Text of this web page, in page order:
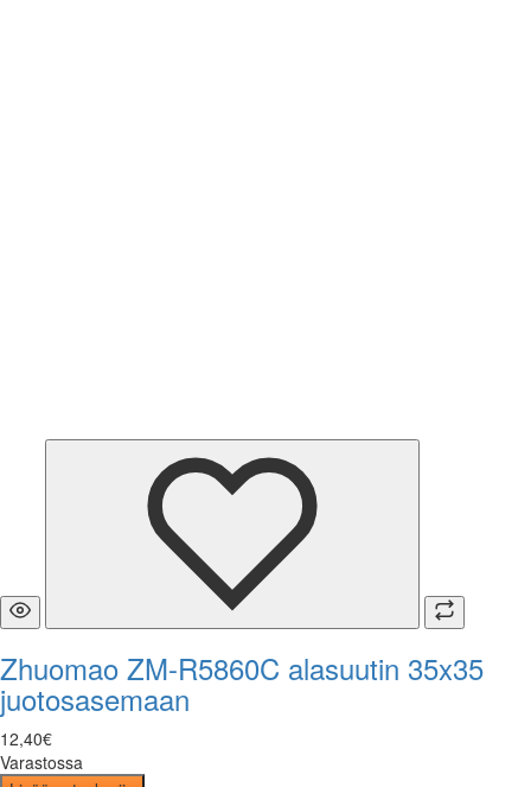
Zhuomao ZM-R5860C alasuutin 35x35
juotosasemaan
12,40€
Varastossa